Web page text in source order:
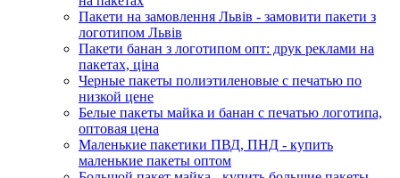
Пакети на замовлення Львів - замовити пакети з
логотипом Львів
Пакети банан з логотипом опт: друк реклами на
пакетах, ціна
Черные пакеты полиэтиленовые с печатью по
низкой цене
Белые пакеты майка и банан с печатью логотипа,
оптовая цена
Маленькие пакетики ПВД, ПНД - купить
маленькие пакеты оптом